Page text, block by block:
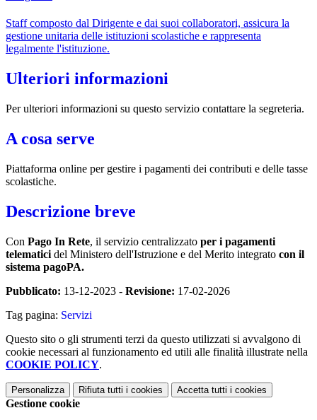
Staff composto dal Dirigente e dai suoi collaboratori, assicura la
gestione unitaria delle istituzioni scolastiche e rappresenta
legalmente l'istituzione.
Ulteriori informazioni
Per ulteriori informazioni su questo servizio contattare la segreteria.
A cosa serve
Piattaforma online per gestire i pagamenti dei contributi e delle tasse
scolastiche.
Descrizione breve
Con Pago In Rete, il servizio centralizzato per i pagamenti
telematici del Ministero dell'Istruzione e del Merito integrato con il
sistema pagoPA.
Pubblicato: 13-12-2023 - Revisione: 17-02-2026
Tag pagina: Servizi
Questo sito o gli strumenti terzi da questo utilizzati si avvalgono di
cookie necessari al funzionamento ed utili alle finalità illustrate nella
COOKIE POLICY.
Personalizza Rifiuta tutti i cookies Accetta tutti i cookies
Gestione cookie